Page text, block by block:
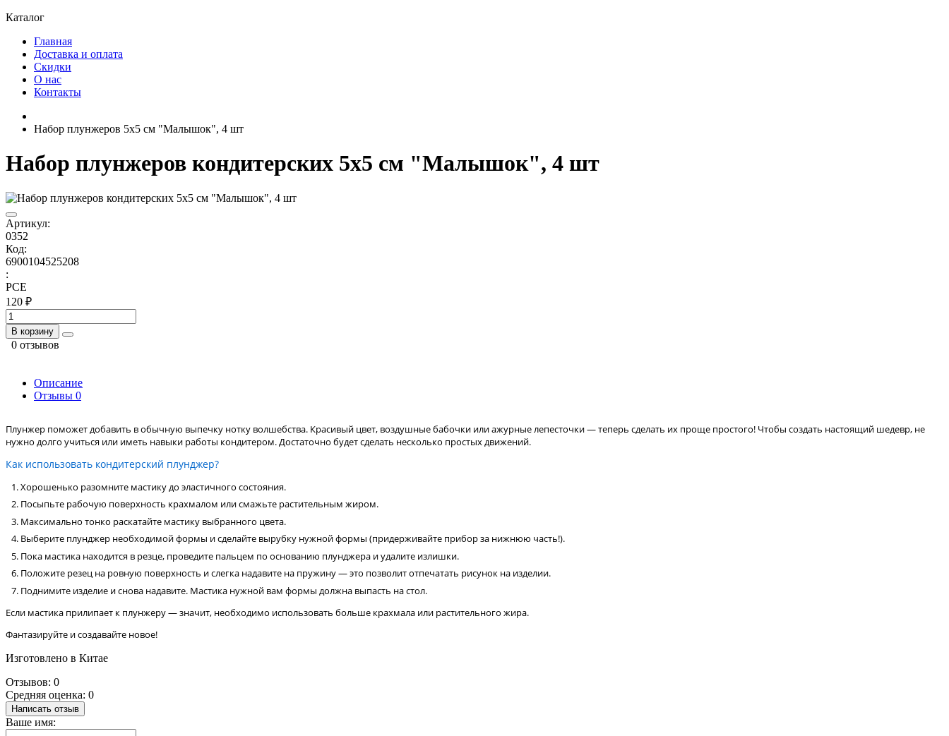
Каталог
Главная
Доставка и оплата
Скидки
О нас
Контакты
Набор плунжеров 5х5 см "Малышок", 4 шт
Набор плунжеров кондитерских 5х5 см "Малышок", 4 шт
Артикул:
0352
Код:
6900104525208
:
PCE
120 ₽
В корзину
0 отзывов
Описание
Отзывы 0
Плунжер поможет добавить в обычную выпечку нотку волшебства. Красивый цвет, воздушные бабочки или ажурные лепесточки — теперь сделать их проще простого! Чтобы создать настоящий шедевр, не
нужно долго учиться или иметь навыки работы кондитером. Достаточно будет сделать несколько простых движений.
Как использовать кондитерский плунджер?
Хорошенько разомните мастику до эластичного состояния.
Посыпьте рабочую поверхность крахмалом или смажьте растительным жиром.
Максимально тонко раскатайте мастику выбранного цвета.
Выберите плунджер необходимой формы и сделайте вырубку нужной формы (придерживайте прибор за нижнюю часть!).
Пока мастика находится в резце, проведите пальцем по основанию плунджера и удалите излишки.
Положите резец на ровную поверхность и слегка надавите на пружину — это позволит отпечатать рисунок на изделии.
Поднимите изделие и снова надавите. Мастика нужной вам формы должна выпасть на стол.
Если мастика прилипает к плунжеру — значит, необходимо использовать больше крахмала или растительного жира.
Фантазируйте и создавайте новое!
Изготовлено в Китае
Отзывов: 0
Средняя оценка: 0
Написать отзыв
Ваше имя: